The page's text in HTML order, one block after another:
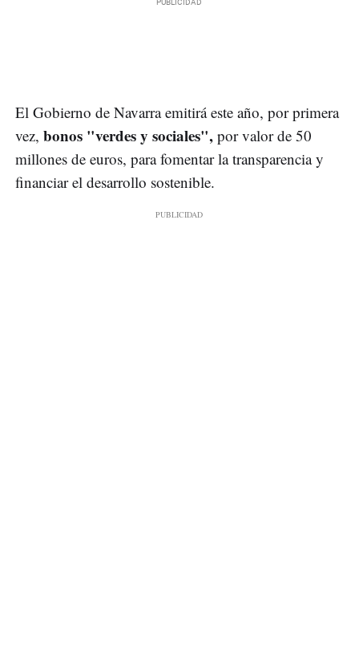
El Gobierno de Navarra emitirá este año, por primera
vez, bonos "verdes y sociales", por valor de 50
millones de euros, para fomentar la transparencia y
financiar el desarrollo sostenible.